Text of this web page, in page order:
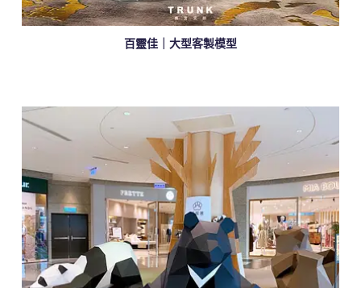
百靈佳｜大型客製模型